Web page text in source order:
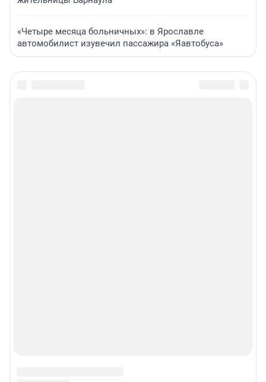
«Четыре месяца больничных»: в Ярославле
автомобилист изувечил пассажира «Яавтобуса»